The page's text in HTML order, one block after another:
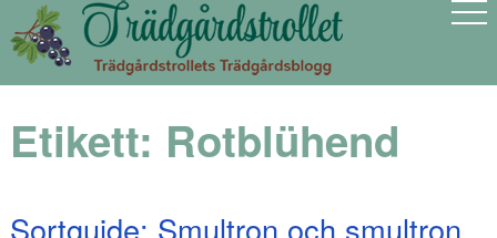
Etikett: Rotblühend
Sortguide: Smultron och smultron